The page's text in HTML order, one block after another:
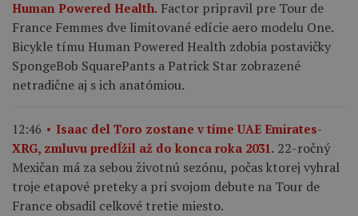
Human Powered Health. Factor pripravil pre Tour de
France Femmes dve limitované edície aero modelu One.
Bicykle tímu Human Powered Health zdobia postavičky
SpongeBob SquarePants a Patrick Star zobrazené
netradične aj s ich anatómiou.
12:46
Isaac del Toro zostane v tíme UAE Emirates-
XRG, zmluvu predĺžil až do konca roka 2031. 22-ročný
Mexičan má za sebou životnú sezónu, počas ktorej vyhral
troje etapové preteky a pri svojom debute na Tour de
France obsadil celkové tretie miesto.